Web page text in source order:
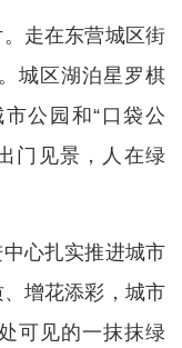
走在东营城区街
城区湖泊星罗棋
公园和“口袋公
门见景，人在绿
心扎实推进城市
增花添彩，城市
可见的一抹抹绿